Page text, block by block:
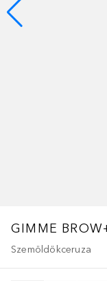
GIMME
Szemöldökceruza